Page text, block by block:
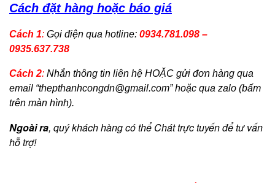
Cách đặt hàng hoặc báo giá
Cách 1: Gọi điện qua hotline: 0934.781.098 –
0935.637.738
Cách 2: Nhắn thông tin liên hệ HOẶC gửi đơn hàng qua
email “thepthanhcongdn@gmail.com” hoặc qua zalo (bấm
trên màn hình).
Ngoài ra, quý khách hàng có thể Chát trực tuyến để tư vấn
hỗ trợ!